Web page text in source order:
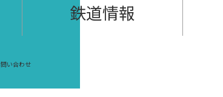
鉄道情報
い合わせ